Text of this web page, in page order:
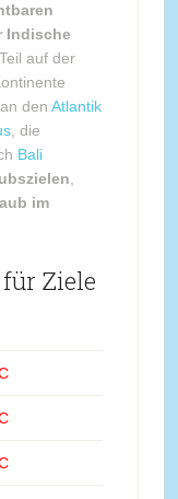
Indische
auf der
den Atlantik
, die
Bali
im
Ziele